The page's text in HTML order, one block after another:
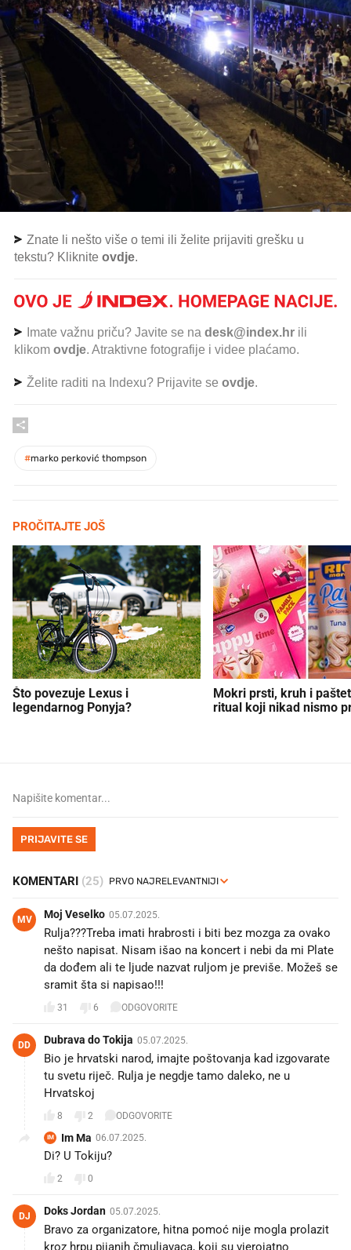
Znate li nešto više o temi ili želite prijaviti grešku u
tekstu? Kliknite ovdje.
Imate važnu priču? Javite se na desk@index.hr ili
klikom ovdje. Atraktivne fotografije i videe plaćamo.
Želite raditi na Indexu? Prijavite se ovdje.
#marko perković thompson
PROČITAJTE JOŠ
Što povezuje Lexus i
legendarnog Ponyja?
Mokri prsti, kruh i
ritual koji nikad nismo
PRIJAVITE SE
KOMENTARI (25)
MV Moj Veselko 05.07.2025.
Rulja???Treba imati hrabrosti i biti bez mozga za ovako
nešto napisat. Nisam išao na koncert i nebi da mi Plate
da dođem ali te ljude nazvat ruljom je previše. Možeš se
sramit šta si napisao!!!
31 6 ODGOVORITE
DD Dubrava do Tokija 05.07.2025.
Bio je hrvatski narod, imajte poštovanja kad izgovarate
tu svetu riječ. Rulja je negdje tamo daleko, ne u
Hrvatskoj
8 2 ODGOVORITE
IM Im Ma 06.07.2025.
Di? U Tokiju?
2 0
DJ Doks Jordan 05.07.2025.
Bravo za organizatore, hitna pomoć nije mogla prolazit
kroz hrpu pijanih čmuljavaca, koji su vjerojatno